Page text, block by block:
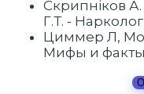
Скрипніков
Г.Т. -
Циммер Л,
Мифы и